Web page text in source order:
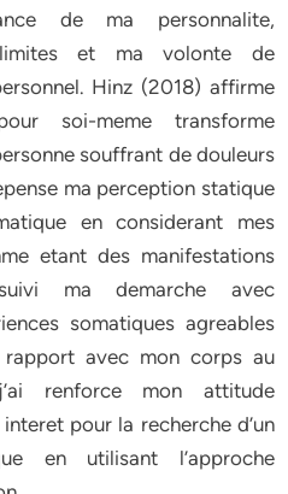
de ma personnalite,
et ma volonte de
Hinz (2018) affirme
soi-meme transforme
souffrant de douleurs
ma perception statique
en considerant mes
etant des manifestations
ma demarche avec
somatiques agreables
avec mon corps au
renforce mon attitude
pour la recherche d’un
en utilisant l’approche